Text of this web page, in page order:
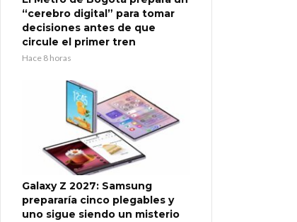
“cerebro digital” para tomar
decisiones antes de que
circule el primer tren
Hace 8 horas
Galaxy Z 2027: Samsung
prepararía cinco plegables y
uno sigue siendo un misterio